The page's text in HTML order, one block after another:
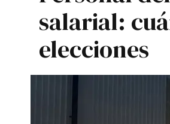
salarial:
elecciones